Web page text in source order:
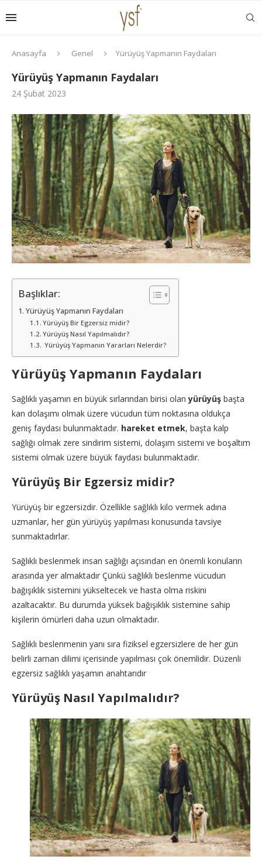
Anasayfa Genel Yürüyüş Yapmanın Faydaları
Yürüyüş Yapmanın Faydaları
24 Şubat 2023
Başlıklar:
Yürüyüş Yapmanın Faydaları
Yürüyüş Bir Egzersiz midir?
Yürüyüş Nasıl Yapılmalıdır?
Yürüyüş Yapmanın Yararları Nelerdir?
Yürüyüş Yapmanın Faydaları
Sağlıklı yaşamın en büyük sırlarından birisi olanyürüyüş başta
kan dolaşımı olmak üzere vücudun tüm noktasına oldukça
geniş faydası bulunmaktadır. hareket etmek, başta kalp
sağlığı olmak zere sindirim sistemi, dolaşım sistemi ve boşaltım
sistemi olmak üzere büyük faydası bulunmaktadır.
Yürüyüş Bir Egzersiz midir?
Yürüyüş bir egzersizdir. Özellikle sağlıklı kilo vermek adına
uzmanlar, her gün yürüyüş yapılması konusunda tavsiye
sunmaktadırlar.
Sağlıklı beslenmek insan sağlığı açısından en önemli konuların
arasında yer almaktadır Çünkü sağlıklı beslenme vücudun
bağışıklık sistemini yükseltecek ve hasta olma riskini
azaltacaktır. Bu durumda yüksek bağışıklık sistemine sahip
kişilerin ömürleri daha uzun olmaktadır.
Sağlıklı beslenmenin yanı sıra fiziksel egzersizlere de her gün
belirli zaman dilimi içerisinde yapılması çok önemlidir. Düzenli
egzersiz sağlıklı yaşamın anahtarıdır
Yürüyüş Nasıl Yapılmalıdır?